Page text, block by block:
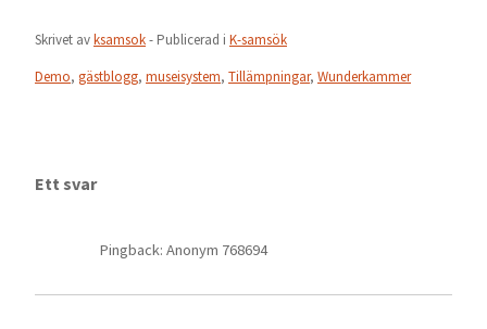
Skrivet avksamsok- Publicerad i K-samsök
Demo, gästblogg, museisystem, Tillämpningar, Wunderkammer
Ett svar
Pingback: Anonym 768694